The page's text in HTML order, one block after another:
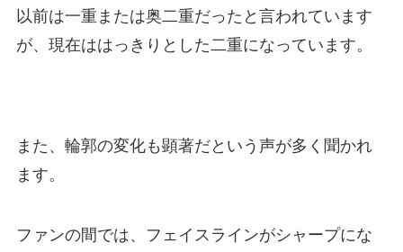
以前は一重または奥二重だったと言われています
が、現在ははっきりとした二重になっています。
また、輪郭の変化も顕著だという声が多く聞かれ
ます。
ファンの間では、フェイスラインがシャープにな